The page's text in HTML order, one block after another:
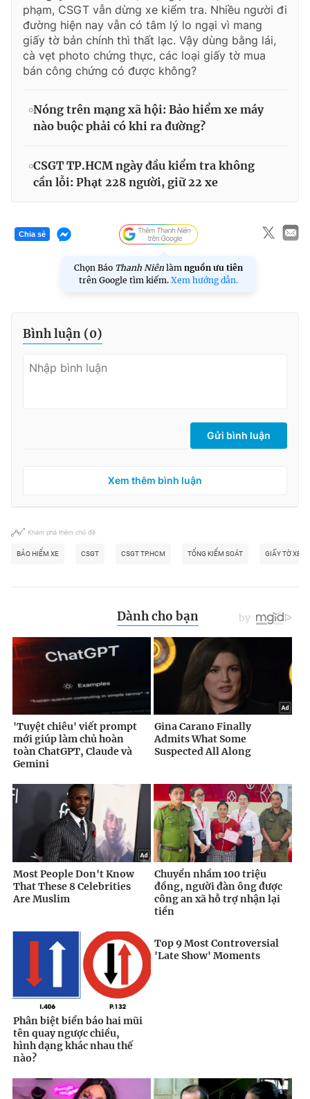
phạm, CSGT vẫn dừng xe kiểm tra. Nhiều người đi
đường hiện nay vẫn có tâm lý lo ngại vì mang
giấy tờ bản chính thì thất lạc. Vậy dùng bằng lái,
cà vẹt photo chứng thực, các loại giấy tờ mua
bán công chứng có được không?
Nóng trên mạng xã hội: Bảo hiểm xe máy
nào buộc phải có khi ra đường?
CSGT TP.HCM ngày đầu kiểm tra không
cần lỗi: Phạt 228 người, giữ 22 xe
Chia sẻ
Chọn Báo Thanh Niên làm nguồn ưu tiên
trên Google tìm kiếm. Xem hướng dẫn.
Bình luận (0)
Gửi bình luận
Xem thêm bình luận
Khám phá thêm chủ đề
BẢO HIỂM XE CSGT CSGT TP.HCM TỔNG KIỂM SOÁT GIẤY TỜ XE